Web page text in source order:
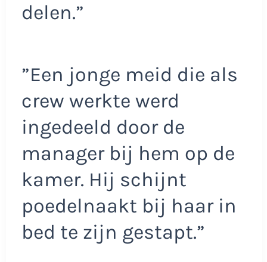
delen.”
”Een jonge meid die als
crew werkte werd
ingedeeld door de
manager bij hem op de
kamer. Hij schijnt
poedelnaakt bij haar in
bed te zijn gestapt.”